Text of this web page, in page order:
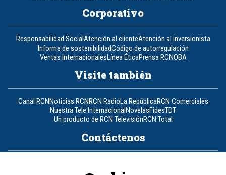
Corporativo
Responsabilidad SocialAtención al clienteAtención al inversionista
Informe de sostenibilidadCódigo de autorregulación
Ventas InternacionalesLínea ÉticaPrensa RCNOBA
Visite también
Canal RCNNoticias RCNRCN RadioLa RepúblicaRCN Comerciales
Nuestra Tele InternacionalNovelasFidesTDT
Un producto de RCN TelevisiónRCN Total
Contáctenos